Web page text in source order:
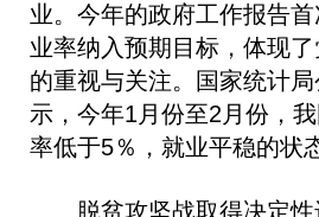
业。今年的政府工作报告
业率纳入预期目标，体现
的重视与关注。国家统计
示，今年1月份至2月份，
率低于5％，就业平稳的状
脱贫攻坚战取得决定性